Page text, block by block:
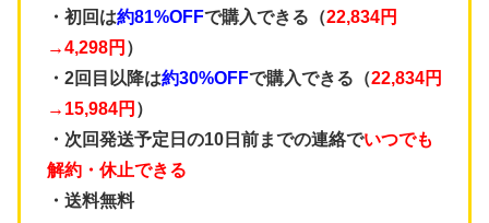
・初回は約81%OFFで購入できる（22,834円
→4,298円 ）
・2回目以降は約30%OFFで購入できる（22,834円
→15,984円 ）
・次回発送予定日の10日前までの連絡でいつでも
解約・休止できる
・送料無料